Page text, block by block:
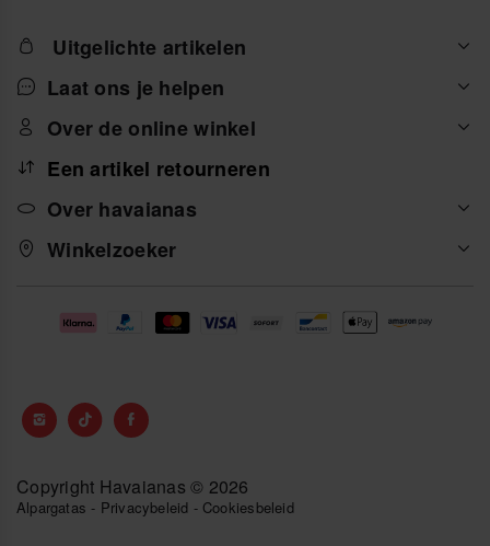
Uitgelichte artikelen
Laat ons je helpen
Over de online winkel
Een artikel retourneren
Over havaianas
Winkelzoeker
Copyright Havaianas © 2026
Alpargatas - Privacybeleid - Cookiesbeleid